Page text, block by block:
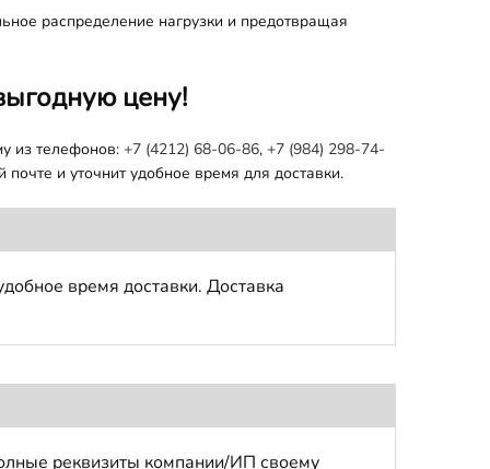
распределение нагрузки и предотвращая
цену!
из телефонов: +7 (4212) 68-06-86, +7 (984) 298-74-
и уточнит удобное время для доставки.
время доставки. Доставка
реквизиты компании/ИП своему